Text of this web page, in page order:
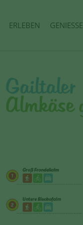
ERLEBEN GENIESSEN